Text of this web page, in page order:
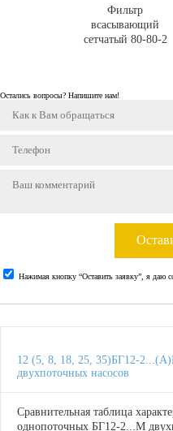
Фильтр
всасывающий
сетчатый 80-80-2
Остались вопросы? Напишите нам!
Нажимая кнопку “Оставить заявку”, я даю
12 (5, 8, 18, 25, 35)БГ12-
двухпоточных насосов
Сравнительная таблица
однопоточных БГ12-2...М